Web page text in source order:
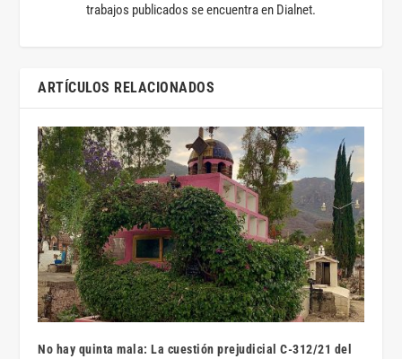
trabajos publicados se encuentra en Dialnet.
ARTÍCULOS RELACIONADOS
No hay quinta mala: La cuestión prejudicial C-312/21 del